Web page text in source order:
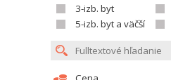
3-izb. byt
5-izb. byt a väčší